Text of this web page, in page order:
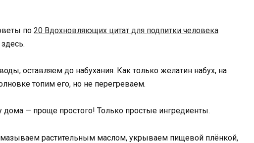
по 20 Вдохновляющих цитат для подпитки человека
оставляем до набухания. Как только желатин набух, на
топим его, но не перегреваем.
растительным маслом, укрываем пищевой плёнкой,